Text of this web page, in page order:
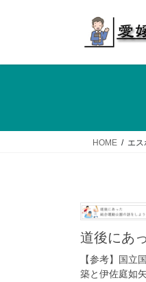
HOME エ
道後にあ
【参考】国立
築と伊佐庭如